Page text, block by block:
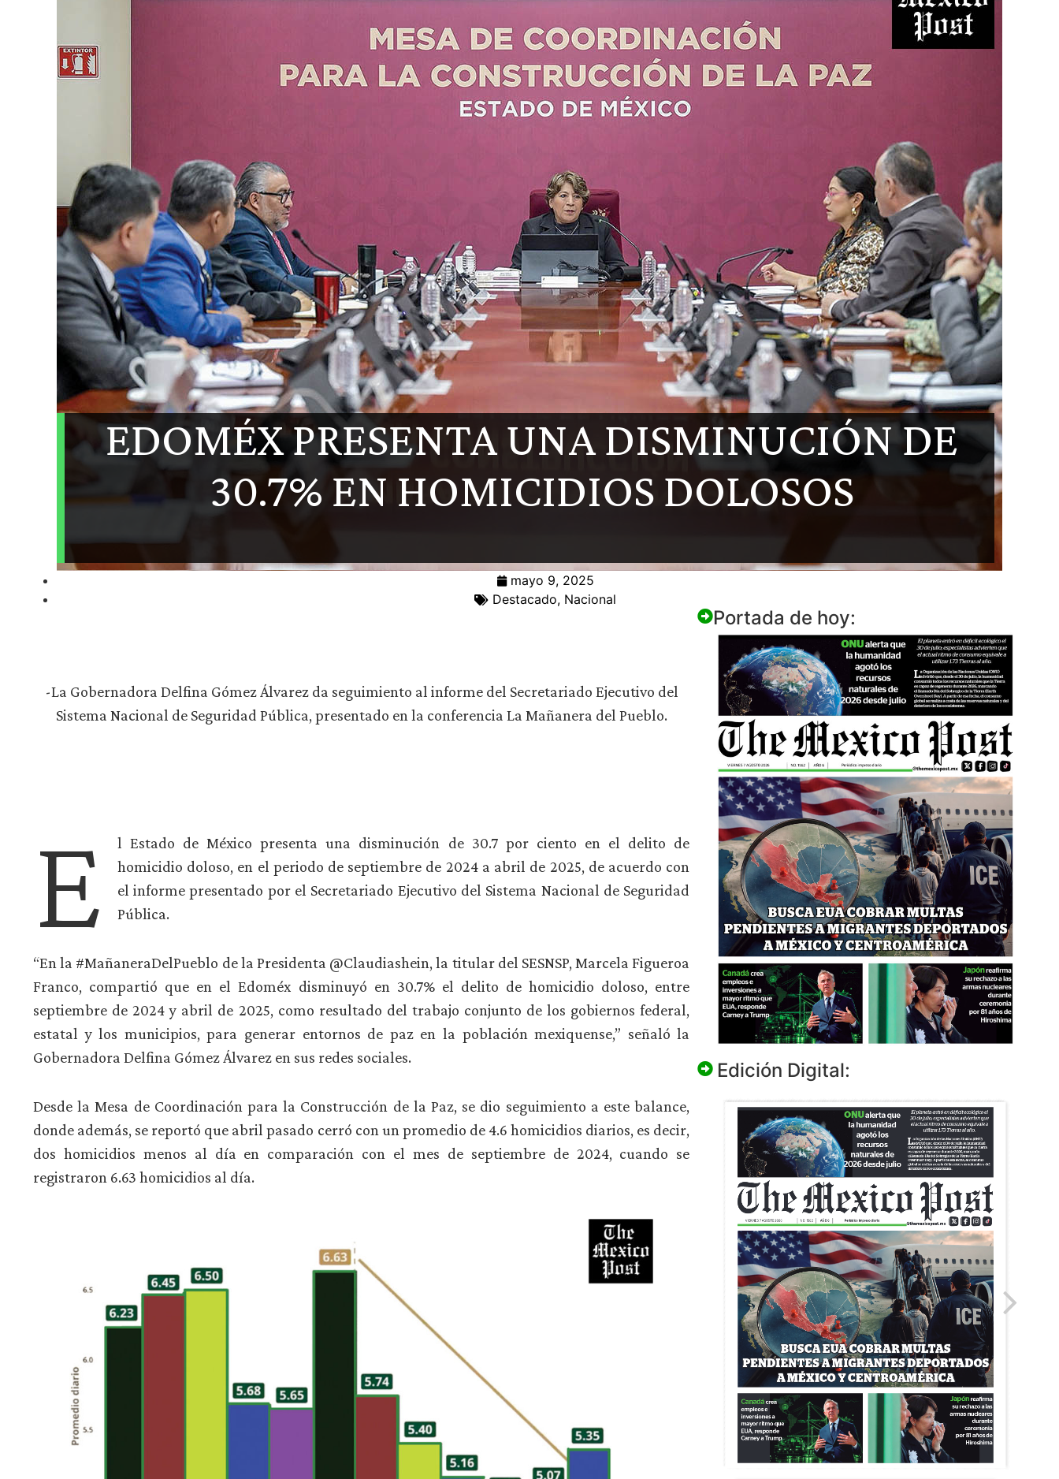
EDOMÉX PRESENTA UNA DISMINUCIÓN DE
30.7% EN HOMICIDIOS DOLOSOS
mayo 9, 2025
Destacado, Nacional
-La Gobernadora Delfina Gómez Álvarez da seguimiento al informe del Secretariado Ejecutivo del
Sistema Nacional de Seguridad Pública, presentado en la conferencia La Mañanera del Pueblo.
E
l Estado de México presenta una disminución de 30.7 por ciento en el delito de
homicidio doloso, en el periodo de septiembre de 2024 a abril de 2025, de acuerdo con
el informe presentado por el Secretariado Ejecutivo del Sistema Nacional de Seguridad
Pública.
“En la #MañaneraDelPueblo de la Presidenta @Claudiashein, la titular del SESNSP, Marcela Figueroa
Franco, compartió que en el Edoméx disminuyó en 30.7% el delito de homicidio doloso, entre
septiembre de 2024 y abril de 2025, como resultado del trabajo conjunto de los gobiernos federal,
estatal y los municipios, para generar entornos de paz en la población mexiquense,” señaló la
Gobernadora Delfina Gómez Álvarez en sus redes sociales.
Desde la Mesa de Coordinación para la Construcción de la Paz, se dio seguimiento a este balance,
donde además, se reportó que abril pasado cerró con un promedio de 4.6 homicidios diarios, es decir,
dos homicidios menos al día en comparación con el mes de septiembre de 2024, cuando se
registraron 6.63 homicidios al día.
Portada de hoy:
Edición Digital: